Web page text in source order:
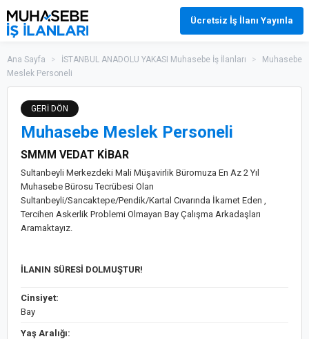
Ücretsiz İş İlanı Yayınla
Ana Sayfa > İSTANBUL ANADOLU YAKASI Muhasebe İş İlanları >
Muhasebe
Meslek Personeli
GERİ DÖN
Muhasebe Meslek Personeli
SMMM VEDAT KİBAR
Sultanbeyli Merkezdeki Mali Müşavirlik Büromuza En Az 2 Yıl
Muhasebe Bürosu Tecrübesi Olan
Sultanbeyli/Sancaktepe/Pendik/Kartal Cıvarında İkamet Eden ,
Tercihen Askerlik Problemi Olmayan Bay Çalışma Arkadaşları
Aramaktayız.
İLANIN SÜRESİ DOLMUŞTUR!
Cinsiyet:
Bay
Yaş Aralığı: